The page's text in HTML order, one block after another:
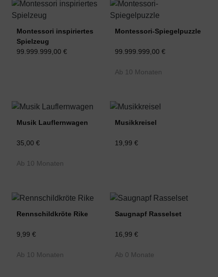
Montessori inspiriertes
Spielzeug
99.999.999,00 €
Montessori-Spiegelpuzzle
99.999.999,00 €
Ab 10 Monaten
Musik Lauflernwagen
35,00 €
Ab 10 Monaten
Musikkreisel
19,99 €
Rennschildkröte Rike
9,99 €
Ab 10 Monaten
Saugnapf Rasselset
16,99 €
Ab 0 Monate